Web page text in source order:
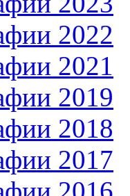
2022
2021
2019
2018
2017